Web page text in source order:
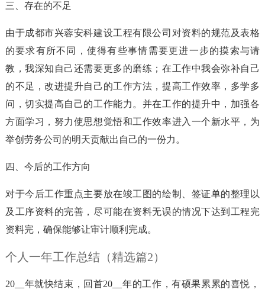
三、存在的不足
由于成都市兴蓉安科建设工程有限公司对资料的规范及表格
的要求有所不同，使得有些事情需要更进一步的摸索与请
教，我深知自己还需要更多的磨练；在工作中我会弥补自己
的不足，改进提升自己的工作方法，提高工作效率，多学多
问，切实提高自己的工作能力。并在工作的提升中，加强各
方面学习，努力使思想觉悟和工作效率进入一个新水平，为
举创劳务公司的明天贡献出自己的一份力。
四、今后的工作方向
对于今后工作重点主要放在竣工图的绘制、签证单的整理以
及工序资料的完善，尽可能在资料无误的情况下达到工程完
资料完，确保能够让审计顺利完成。
个人一年工作总结（精选篇2）
20__年就快结束，回首20__年的工作，有硕果累累的喜悦，